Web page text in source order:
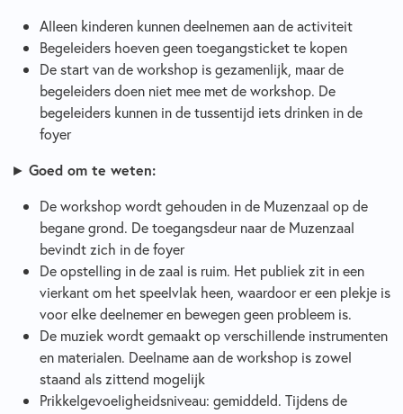
Alleen kinderen kunnen deelnemen aan de activiteit
Begeleiders hoeven geen toegangsticket te kopen
De start van de workshop is gezamenlijk, maar de
begeleiders doen niet mee met de workshop. De
begeleiders kunnen in de tussentijd iets drinken in de
foyer
► Goed om te weten:
De workshop wordt gehouden in de Muzenzaal op de
begane grond. De toegangsdeur naar de Muzenzaal
bevindt zich in de foyer
De opstelling in de zaal is ruim. Het publiek zit in een
vierkant om het speelvlak heen, waardoor er een plekje is
voor elke deelnemer en bewegen geen probleem is.
De muziek wordt gemaakt op verschillende instrumenten
en materialen. Deelname aan de workshop is zowel
staand als zittend mogelijk
Prikkelgevoeligheidsniveau: gemiddeld. Tijdens de